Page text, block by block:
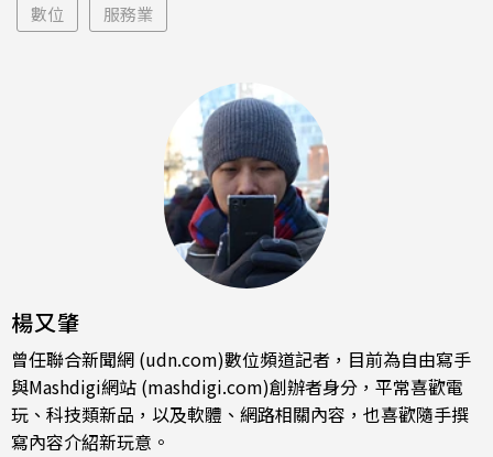
數位 服務業
楊又肇
曾任聯合新聞網 (udn.com)數位頻道記者，目前為自由寫手
與Mashdigi網站 (mashdigi.com)創辦者身分，平常喜歡電
玩、科技類新品，以及軟體、網路相關內容，也喜歡隨手撰
寫內容介紹新玩意。